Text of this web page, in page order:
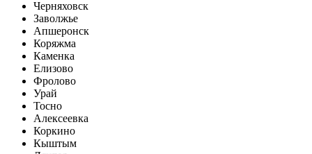
Черняховск
Заволжье
Апшеронск
Коряжма
Каменка
Елизово
Фролово
Урай
Тосно
Алексеевка
Коркино
Кыштым